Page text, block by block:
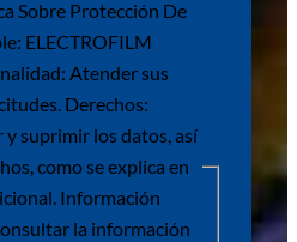
Sobre Protección De
ELECTROFILM
Atender sus
Derechos:
y suprimir los datos, así
como se explica en
Información
la información